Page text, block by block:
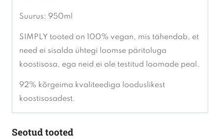
Suurus: 950ml
SIMPLY tooted on 100% vegan, mis tähendab, et
need ei sisalda ühtegi loomse päritoluga
koostisosa, ega neid ei ole testitud loomade peal.
92% kõrgeima kvaliteediga looduslikest
koostisosadest.
Seotud tooted